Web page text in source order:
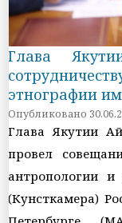
Глава
этнографии
Опубликовано
Глава Якутии
провел
антропологии
(Кунсткамера)